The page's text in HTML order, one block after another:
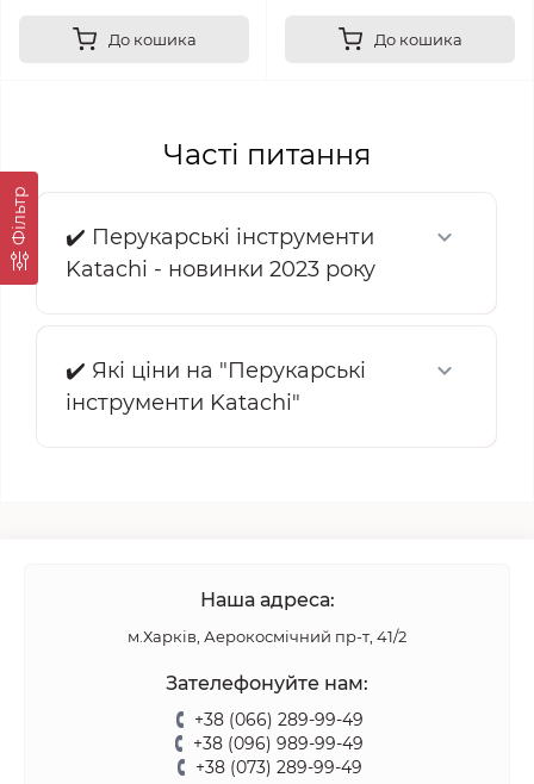
Фільтр
До кошика До кошика
Часті питання
✔️ Перукарські інструменти
Katachi - новинки 2023 року
✔️ Які ціни на "Перукарські
інструменти Katachi"
Наша адреса:
м.Харків, Аерокосмічний пр-т, 41/2
Зателефонуйте нам:
+38 (066) 289-99-49
+38 (096) 989-99-49
+38 (073) 289-99-49